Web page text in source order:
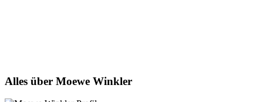
Alles über Moewe Winkler